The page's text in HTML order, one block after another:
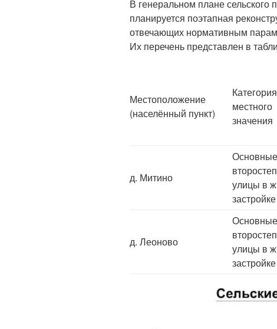
В генеральном плане сельского
планируется поэтапная
отвечающих нормативным
Их перечень представлен в
Местоположение
(населённый пункт)
местного
значения
д. Митино
улицы в
застройке
д. Леоново
улицы в
застройке